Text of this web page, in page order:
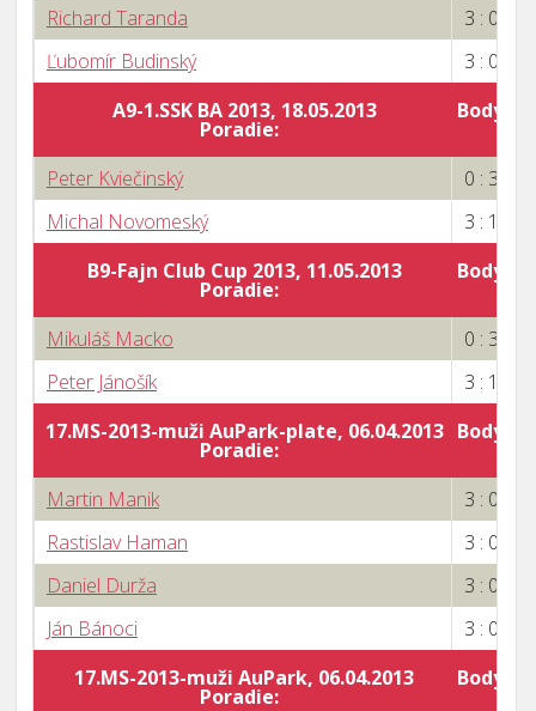
Richard Taranda
3 : 0
Ľubomír Budinský
3 : 0
A9-1.SSK BA 2013, 18.05.2013
Poradie:
Body
Peter Kviečinský
0 : 3
Michal Novomeský
3 : 1
B9-Fajn Club Cup 2013, 11.05.2013
Poradie:
Body
Mikuláš Macko
0 : 3
Peter Jánošík
3 : 1
17.MS-2013-muži AuPark-plate, 06.04.2013
Poradie:
Body
Martin Manik
3 : 0
Rastislav Haman
3 : 0
Daniel Durža
3 : 0
Ján Bánoci
3 : 0
17.MS-2013-muži AuPark, 06.04.2013
Poradie:
Body